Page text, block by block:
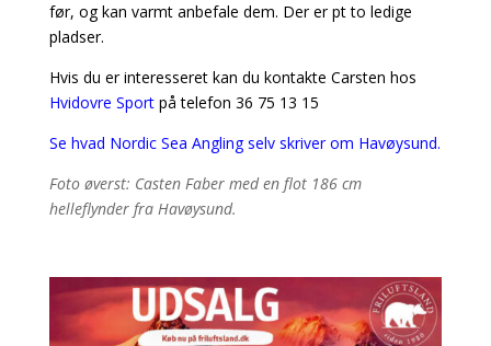
før, og kan varmt anbefale dem. Der er pt to ledige
pladser.
Hvis du er interesseret kan du kontakte Carsten hos
Hvidovre Sportpå telefon 36 75 13 15
Se hvad Nordic Sea Angling selv skriver om Havøysund.
Foto øverst: Casten Faber med en flot 186 cm
helleflynder fra Havøysund.